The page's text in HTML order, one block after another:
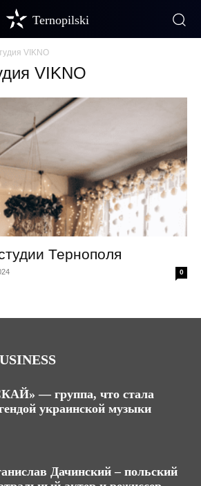
Ternopilski
VIKNO
VIKNO
Тернополя
0
— группа, что стала
украинской музыки
Дачинский – польский